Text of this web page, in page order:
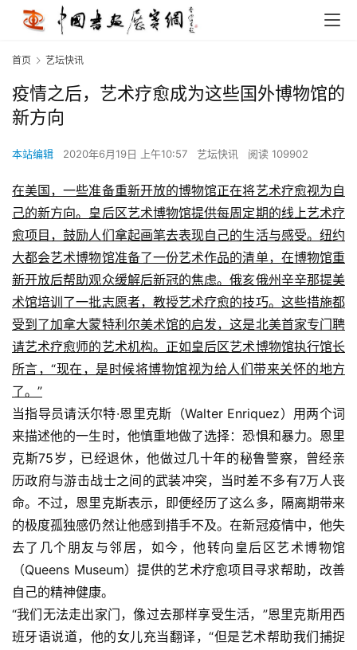
首页 艺坛快讯
疫情之后，艺术疗愈成为这些国外博物馆的
新方向
本站编辑 2020年6月19日 上午10:57 艺坛快讯 阅读 109902
在美国，一些准备重新开放的博物馆正在将艺术疗愈视为自
己的新方向。皇后区艺术博物馆提供每周定期的线上艺术疗
愈项目，鼓励人们拿起画笔去表现自己的生活与感受。纽约
大都会艺术博物馆准备了一份艺术作品的清单，在博物馆重
新开放后帮助观众缓解后新冠的焦虑。俄亥俄州辛辛那提美
术馆培训了一批志愿者，教授艺术疗愈的技巧。这些措施都
受到了加拿大蒙特利尔美术馆的启发，这是北美首家专门聘
请艺术疗愈师的艺术机构。正如皇后区艺术博物馆执行馆长
所言，“现在，是时候将博物馆视为给人们带来关怀的地方
了。”
当指导员请沃尔特·恩里克斯（Walter Enriquez）用两个词
来描述他的一生时，他慎重地做了选择：恐惧和暴力。恩里
克斯75岁，已经退休，他做过几十年的秘鲁警察，曾经亲
历政府与游击战士之间的武装冲突，当时差不多有7万人丧
命。不过，恩里克斯表示，即便经历了这么多，隔离期带来
的极度孤独感仍然让他感到措手不及。在新冠疫情中，他失
去了几个朋友与邻居，如今，他转向皇后区艺术博物馆
（Queens Museum）提供的艺术疗愈项目寻求帮助，改善
自己的精神健康。
“我们无法走出家门，像过去那样享受生活，”恩里克斯用西
班牙语说道，他的女儿充当翻译，“但是艺术帮助我们捕捉